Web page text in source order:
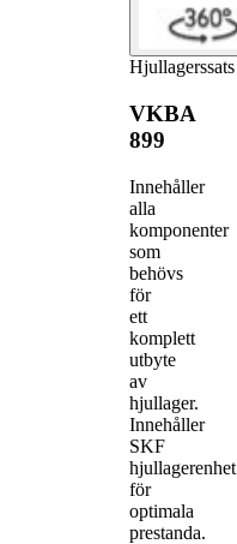
Hjullagerssats
VKBA
899
Innehåller
alla
komponenter
som
behövs
för
ett
komplett
utbyte
av
hjullager.
Innehåller
SKF
hjullagerenhet
för
optimala
prestanda.